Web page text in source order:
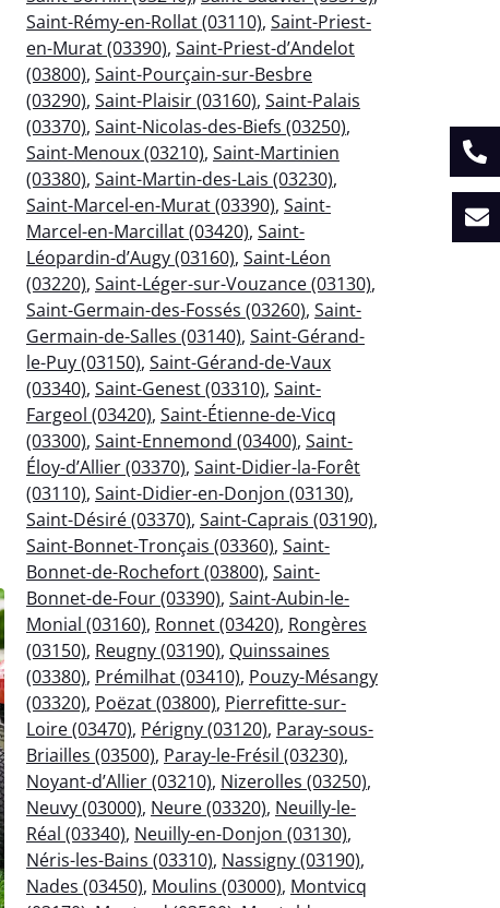
Saint-Rémy-en-Rollat (03110), Saint-Priest-
en-Murat (03390), Saint-Priest-d’Andelot
(03800), Saint-Pourçain-sur-Besbre
(03290), Saint-Plaisir (03160), Saint-Palais
(03370), Saint-Nicolas-des-Biefs (03250),
Saint-Menoux (03210), Saint-Martinien
(03380), Saint-Martin-des-Lais (03230),
Saint-Marcel-en-Murat (03390), Saint-
Marcel-en-Marcillat (03420), Saint-
Léopardin-d’Augy (03160), Saint-Léon
(03220), Saint-Léger-sur-Vouzance (03130),
Saint-Germain-des-Fossés (03260), Saint-
Germain-de-Salles (03140), Saint-Gérand-
le-Puy (03150), Saint-Gérand-de-Vaux
(03340), Saint-Genest (03310), Saint-
Fargeol (03420), Saint-Étienne-de-Vicq
(03300), Saint-Ennemond (03400), Saint-
Éloy-d’Allier (03370), Saint-Didier-la-Forêt
(03110), Saint-Didier-en-Donjon (03130),
Saint-Désiré (03370), Saint-Caprais (03190),
Saint-Bonnet-Tronçais (03360), Saint-
Bonnet-de-Rochefort (03800), Saint-
Bonnet-de-Four (03390), Saint-Aubin-le-
Monial (03160), Ronnet (03420), Rongères
(03150), Reugny (03190), Quinssaines
(03380), Prémilhat (03410), Pouzy-Mésangy
(03320), Poëzat (03800), Pierrefitte-sur-
Loire (03470), Périgny (03120), Paray-sous-
Briailles (03500), Paray-le-Frésil (03230),
Noyant-d’Allier (03210), Nizerolles (03250),
Neuvy (03000), Neure (03320), Neuilly-le-
Réal (03340), Neuilly-en-Donjon (03130),
Néris-les-Bains (03310), Nassigny (03190),
Nades (03450), Moulins (03000), Montvicq